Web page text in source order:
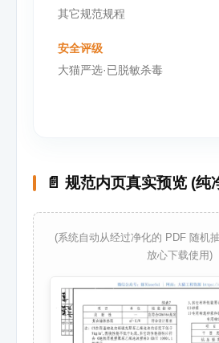
其它规范规程
安全评级
大猫严选·已脱敏杀毒
📄 规范内页真实预览 (纯
(系统自动从经过净化的 PDF 随机
放心下载使用)